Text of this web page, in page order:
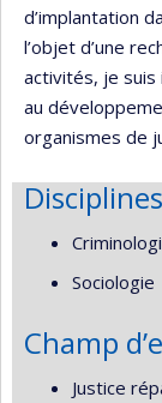
d’implantation
l’objet d’une
activités, je suis
au
organismes de
Disciplines
Sociologie
Champ
Justice